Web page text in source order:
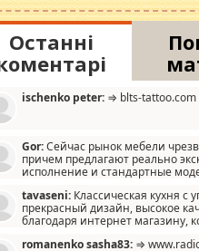
Останні
ischenko peter: ⇒ blts-tattoo.com
Gor:Сейчас рынок мебели
причем предлагают реально
исполнение и стандартные
мало походит на
и что главное - со
ненужных наворотов
tavaseni: Классическая кухня с
прекрасный дизайн, высокое
благодаря интернет магазину,
romanenko sasha83: ⇒